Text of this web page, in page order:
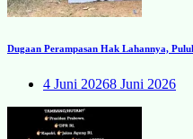
Dugaan Perampasan Hak Lahannya,
4 Juni 20268 Juni 2026